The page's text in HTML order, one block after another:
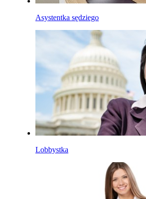
Asystentka sędziego
Lobbystka